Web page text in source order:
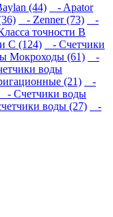
(44)
- Apator
- Zenner (73)
-
точности В
С (124)
- Счетчики
Мокроходы (61)
-
воды
(21)
-
- Счетчики воды
воды (27)
-